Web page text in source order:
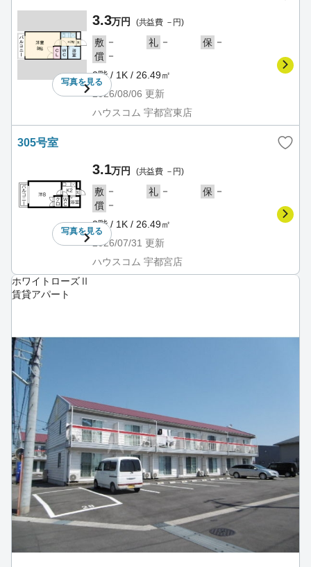
写真を見る
3.3万円 (共益費 －円)
敷 － 礼 － 保 －
償 －
2階 / 1K / 26.49㎡
2026/08/06 更新
ハウスコム 宇都宮東店
305号室
写真を見る
3.1万円 (共益費 －円)
敷 － 礼 － 保 －
償 －
3階 / 1K / 26.49㎡
2026/07/31 更新
ハウスコム 宇都宮店
ホワイトローズⅡ
賃貸アパート